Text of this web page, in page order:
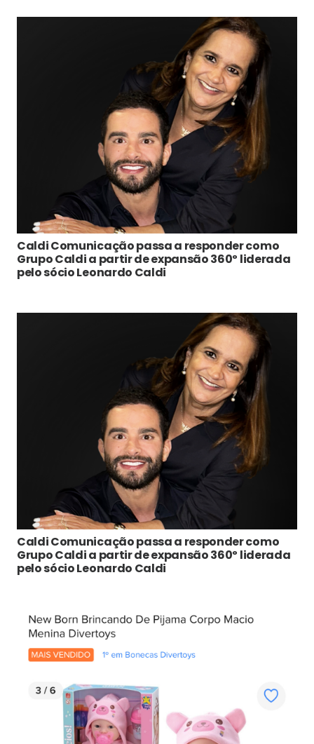
Caldi Comunicação passa a responder como
Grupo Caldi a partir de expansão 360º liderada
pelo sócio Leonardo Caldi
Caldi Comunicação passa a responder como
Grupo Caldi a partir de expansão 360º liderada
pelo sócio Leonardo Caldi